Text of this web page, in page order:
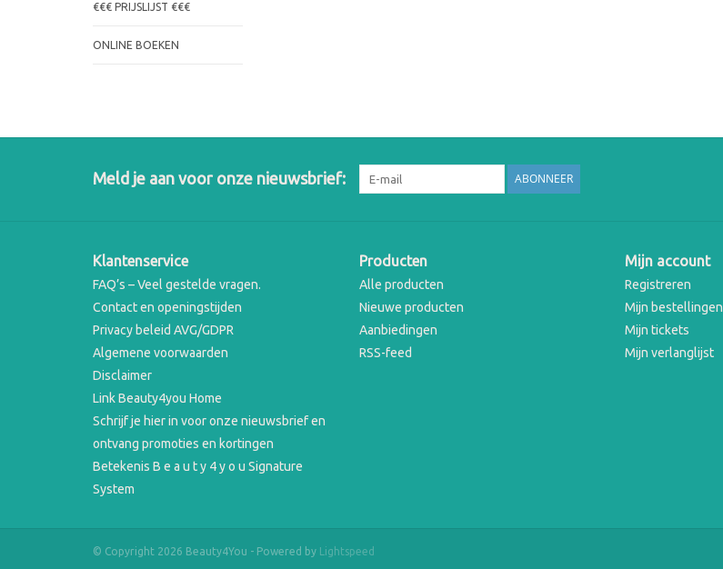
€€€ PRIJSLIJST €€€
ONLINE BOEKEN
Meld je aan voor onze nieuwsbrief: ABONNEER
Klantenservice
FAQ’s – Veel gestelde vragen.
Contact en openingstijden
Privacy beleid AVG/GDPR
Algemene voorwaarden
Disclaimer
Link Beauty4you Home
Schrijf je hier in voor onze nieuwsbrief en
ontvang promoties en kortingen
Betekenis B e a u t y 4 y o u Signature
System
Producten
Alle producten
Nieuwe producten
Aanbiedingen
RSS-feed
Mijn account
Registreren
Mijn bestellingen
Mijn tickets
Mijn verlanglijst
© Copyright 2026 Beauty4You - Powered by Lightspeed